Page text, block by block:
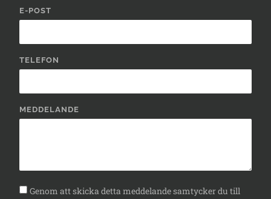
E-POST
TELEFON
MEDDELANDE
Genom att skicka detta meddelande samtycker du till